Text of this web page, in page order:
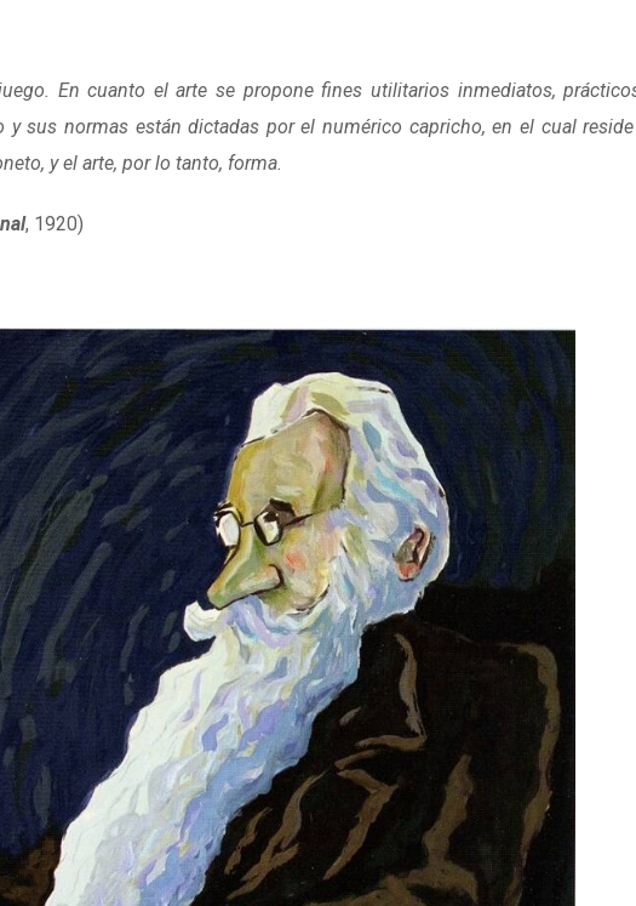
En cuanto el arte se propone fines utilitarios inmediatos,
y sus normas están dictadas por el numérico capricho, en el cual
y el arte, por lo tanto, forma.
, 1920)